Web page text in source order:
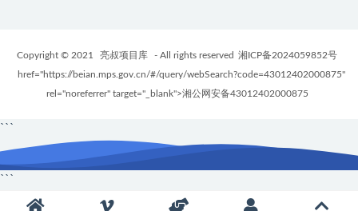
Copyright © 2021 亮叔项目库 - All rights reserved 湘ICP备2024059852号
href="https://beian.mps.gov.cn/#/query/webSearch?code=43012402000875"
rel="noreferrer" target="_blank">湘公网安备43012402000875
```
```